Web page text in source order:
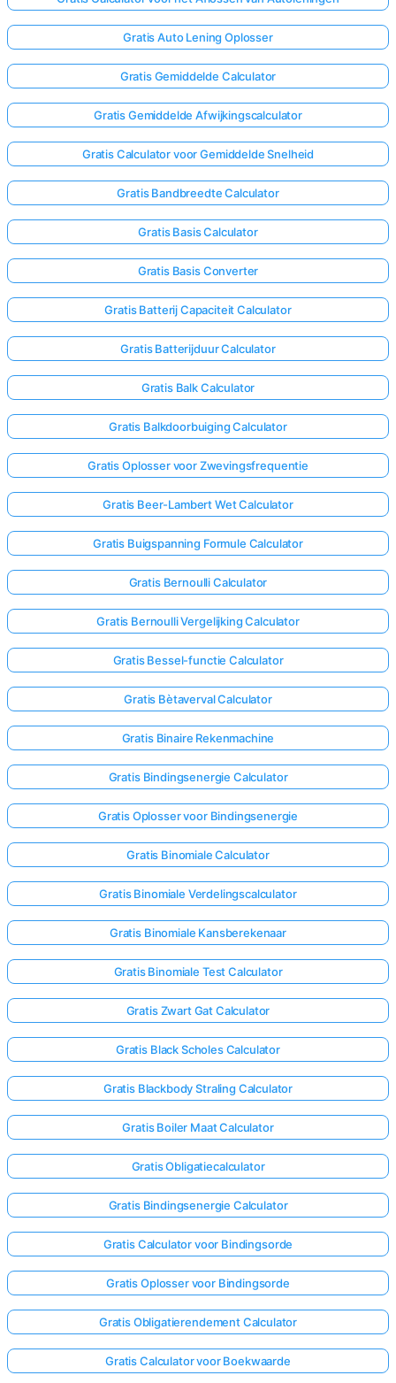
Nog
Geen
Stel
Je
Eerste
Vraag
Gratis Auto Lening Oplosser
Gratis Gemiddelde Calculator
Gratis Gemiddelde Afwijkingscalculator
Gratis Calculator voor Gemiddelde Snelheid
Gratis Bandbreedte Calculator
Gratis Basis Calculator
Gratis Basis Converter
Gratis Batterij Capaciteit Calculator
Gratis Batterijduur Calculator
Gratis Balk Calculator
Gratis Balkdoorbuiging Calculator
Gratis Oplosser voor Zwevingsfrequentie
Gratis Beer-Lambert Wet Calculator
Gratis Buigspanning Formule Calculator
Gratis Bernoulli Calculator
Gratis Bernoulli Vergelijking Calculator
Gratis Bessel-functie Calculator
Gratis Bètaverval Calculator
Gratis Binaire Rekenmachine
Gratis Bindingsenergie Calculator
Gratis Oplosser voor Bindingsenergie
Gratis Binomiale Calculator
Gratis Binomiale Verdelingscalculator
Gratis Binomiale Kansberekenaar
Gratis Binomiale Test Calculator
Gratis Zwart Gat Calculator
Gratis Black Scholes Calculator
Gratis Blackbody Straling Calculator
Gratis Boiler Maat Calculator
Gratis Obligatiecalculator
Gratis Bindingsenergie Calculator
Gratis Calculator voor Bindingsorde
Gratis Oplosser voor Bindingsorde
Gratis Obligatierendement Calculator
Gratis Calculator voor Boekwaarde